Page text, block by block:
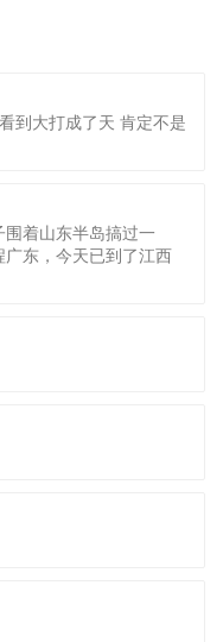
到大打成了天 肯定不是
着山东半岛搞过一
东，今天已到了江西